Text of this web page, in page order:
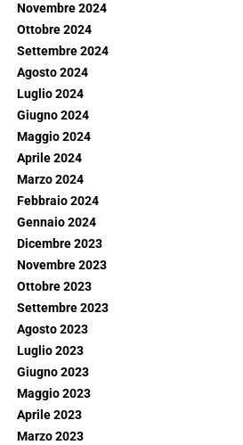
Novembre 2024
Ottobre 2024
Settembre 2024
Agosto 2024
Luglio 2024
Giugno 2024
Maggio 2024
Aprile 2024
Marzo 2024
Febbraio 2024
Gennaio 2024
Dicembre 2023
Novembre 2023
Ottobre 2023
Settembre 2023
Agosto 2023
Luglio 2023
Giugno 2023
Maggio 2023
Aprile 2023
Marzo 2023